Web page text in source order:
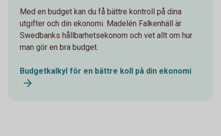
Med en budget kan du få bättre kontroll på dina
utgifter och din ekonomi. Madelén Falkenhäll är
Swedbanks hållbarhetsekonom och vet allt om hur
man gör en bra budget.
Budgetkalkyl för en bättre koll på din ekonomi